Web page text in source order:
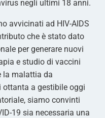
negli ultimi 18 anni.
avvicinati ad HIV-AIDS
che è stato dato
per generare nuovi
e studio di vaccini
la malattia da
ottanta a gestibile oggi
siamo convinti
19 sia necessaria una